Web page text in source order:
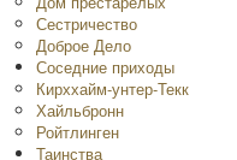
Сестричество
Доброе Дело
Соседние приходы
Кирххайм-унтер-Текк
Хайльбронн
Ройтлинген
Таинства